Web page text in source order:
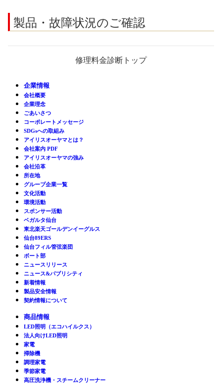
製品・故障状況のご確認
修理料金診断トップ
企業情報
会社概要
企業理念
ごあいさつ
コーポレートメッセージ
SDGsへの取組み
アイリスオーヤマとは？
会社案内 PDF
アイリスオーヤマの強み
会社沿革
所在地
グループ企業一覧
文化活動
環境活動
スポンサー活動
ベガルタ仙台
東北楽天ゴールデンイーグルス
仙台89ERS
仙台フィル管弦楽団
ボート部
ニュースリリース
ニュース&パブリシティ
新着情報
製品安全情報
契約情報について
商品情報
LED照明（エコハイルクス）
法人向けLED照明
家電
掃除機
調理家電
季節家電
高圧洗浄機・スチームクリーナー